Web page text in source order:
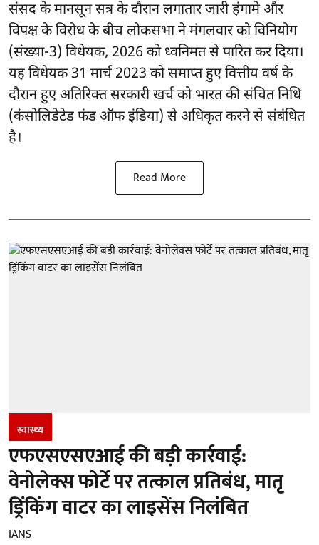
संसद के मानसून सत्र के दौरान लगातार जारी हंगामे और
विपक्ष के विरोध के बीच लोकसभा ने मंगलवार को विनियोग
(संख्या-3) विधेयक, 2026 को ध्वनिमत से पारित कर दिया।
यह विधेयक 31 मार्च 2023 को समाप्त हुए वित्तीय वर्ष के
दौरान हुए अतिरिक्त सरकारी खर्च को भारत की संचित निधि
(कंसोलिडेटेड फंड ऑफ इंडिया) से अधिकृत करने से संबंधित
है।
Read More
स्वास्थ्य
एफएसएसएआई की बड़ी कार्रवाई:
वेनोलेक्स फोर्टे पर तत्काल प्रतिबंध, मातृ
ड्रिंकिंग वाटर का लाइसेंस निलंबित
IANS